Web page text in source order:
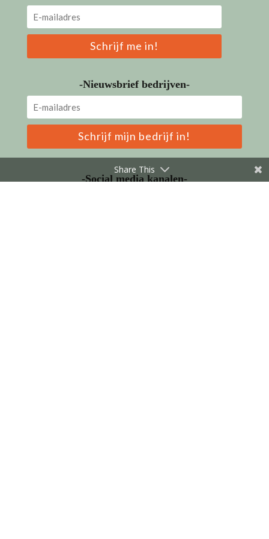
Schrijf me in!
-Nieuwsbrief bedrijven-
Schrijf mijn bedrijf in!
-Social media kanalen-
Share This